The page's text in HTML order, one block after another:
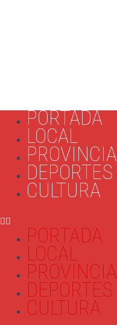
PORTADA
LOCAL
PROVINCIA
DEPORTES
CULTURA
PORTADA
LOCAL
PROVINCIA
DEPORTES
CULTURA